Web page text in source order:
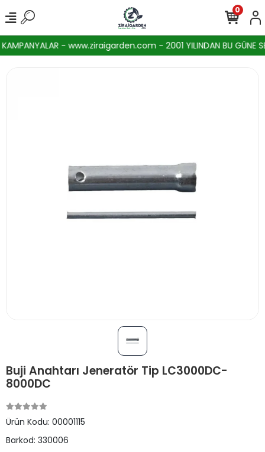
- www.ziraigarden.com - 2001 YILINDAN BU GÜNE
0
Buji Anahtarı Jeneratör Tip LC3000DC-
8000DC
Ürün Kodu: 00001115
Barkod: 330006